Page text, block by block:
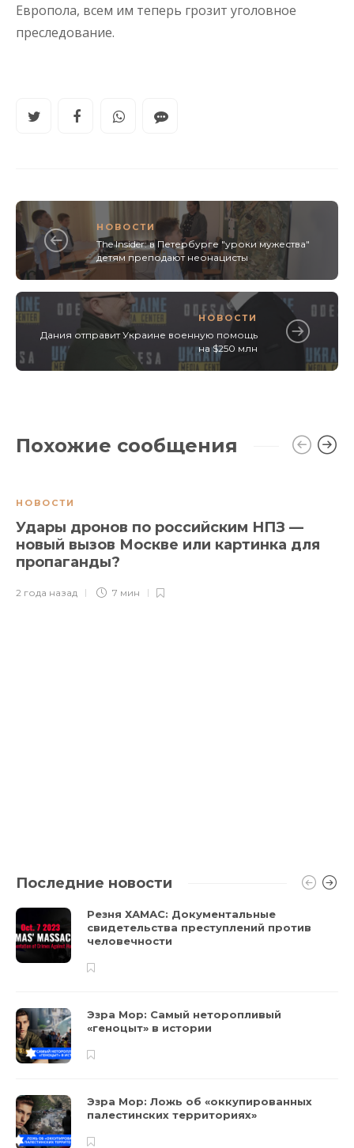
Европола, всем им теперь грозит уголовное
преследование.
НОВОСТИ
The Insider: в Петербурге "уроки мужества"
детям преподают неонацисты
НОВОСТИ
Дания отправит Украине военную помощь
на $250 млн
Похожие сообщения
НОВОСТИ
Удары дронов по российским НПЗ —
новый вызов Москве или картинка для
пропаганды?
2 года назад 7 мин
Последние новости
Резня ХАМАС: Документальные
свидетельства преступлений против
человечности
Эзра Мор: Самый неторопливый
«геноцыт» в истории
Эзра Мор: Ложь об «оккупированных
палестинских территориях»